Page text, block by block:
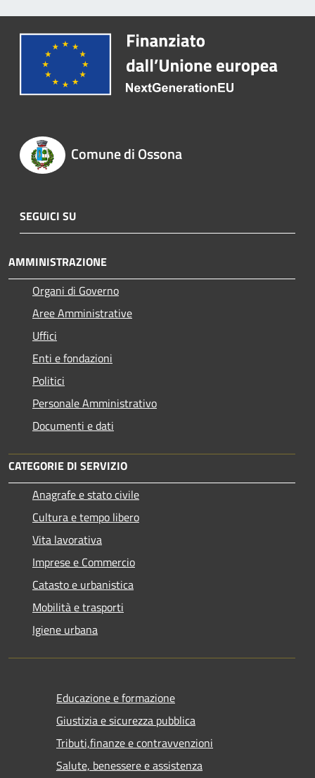
Comune di Ossona
SEGUICI SU
AMMINISTRAZIONE
Organi di Governo
Aree Amministrative
Uffici
Enti e fondazioni
Politici
Personale Amministrativo
Documenti e dati
CATEGORIE DI SERVIZIO
Anagrafe e stato civile
Cultura e tempo libero
Vita lavorativa
Imprese e Commercio
Catasto e urbanistica
Mobilità e trasporti
Igiene urbana
Educazione e formazione
Giustizia e sicurezza pubblica
Tributi,finanze e contravvenzioni
Salute, benessere e assistenza